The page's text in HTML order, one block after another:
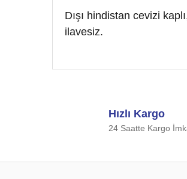
Dışı hindistan cevizi
ilavesiz.
Bu ürünün fiyat bilgisi, resim,
Ürün resmi kalitesiz, bozuk
Ürün açıklamasında eksik
Ürün fiyatı diğer sitelerden
Hızlı Kargo
24 Saatte Kargo